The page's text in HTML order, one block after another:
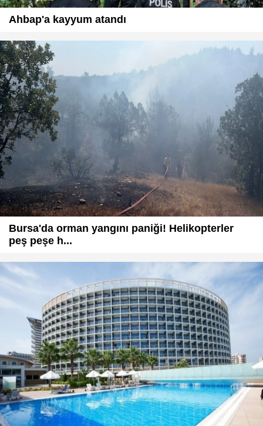
Ahbap'a kayyum atandı
Bursa'da orman yangını paniği! Helikopterler
peş peşe h...